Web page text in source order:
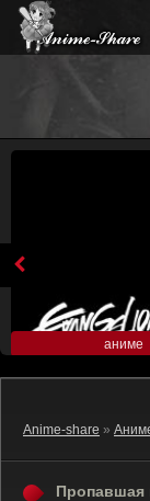
аниме
Anime-share »
Пропавшая